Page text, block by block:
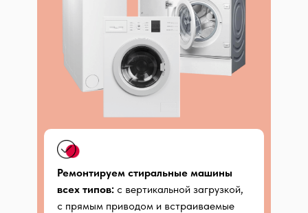
Ремонтируем стиральные машины
всех типов: с вертикальной загрузкой,
с прямым приводом и встраиваемые